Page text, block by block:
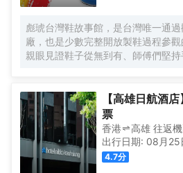
彪琥台灣鞋故事館，是台灣唯一通
廠，也是少數完整開放製鞋過程參觀的鞋廠 來到
親眼見證鞋子從無到有、師傅們堅
【高雄日航酒
票
香港 高雄 往返
出行日期: 08月25
4.7分